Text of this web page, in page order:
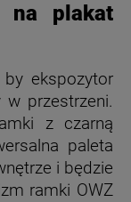
na plakat
ekspozytor
w przestrzeni.
z czarną
paleta
i będzie
ramki OWZ